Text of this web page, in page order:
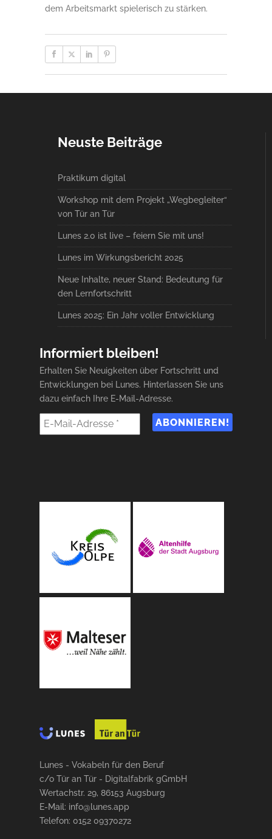
dem Arbeitsmarkt spielerisch zu stärken.
Neuste Beiträge
Praktikum digital
Workshop mit dem Projekt „Wegbegleiter“
von Tür an Tür
Lunes 2.0 ist live – feiern Sie mit uns!
Lunes im Wirkungsbericht 2025
Neue Inhalte, neuer Stand: Bedeutung für
den Lernfortschritt
Lunes 2025: Ein Jahr voller Entwicklung
Informiert bleiben!
Erhalten Sie Neuigkeiten über Fortschritt und
Entwicklungen bei Lunes. Hinterlassen Sie uns
dazu einfach Ihre E-Mail-Adresse.
Lunes - Vokabeln für den Beruf
c/o Tür an Tür - Digitalfabrik gGmbH
Wertachstr. 29, 86153 Augsburg
E-Mail: info@lunes.app
Telefon: 0152 09370272